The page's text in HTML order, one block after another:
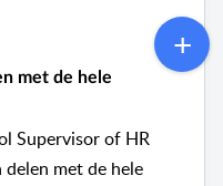
met de hele
Supervisor of HR
met de hele